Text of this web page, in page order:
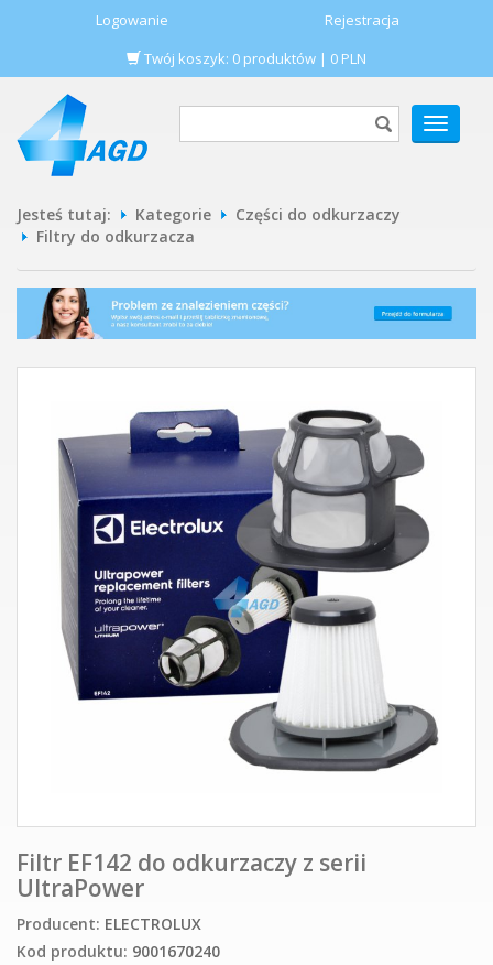
Logowanie
Rejestracja
Twój koszyk: 0 produktów | 0 PLN
POKAŻ
MENU
Jesteś tutaj: Kategorie
Części do odkurzaczy
Filtry do odkurzacza
Filtr EF142 do odkurzaczy z serii
UltraPower
Producent: ELECTROLUX
Kod produktu: 9001670240